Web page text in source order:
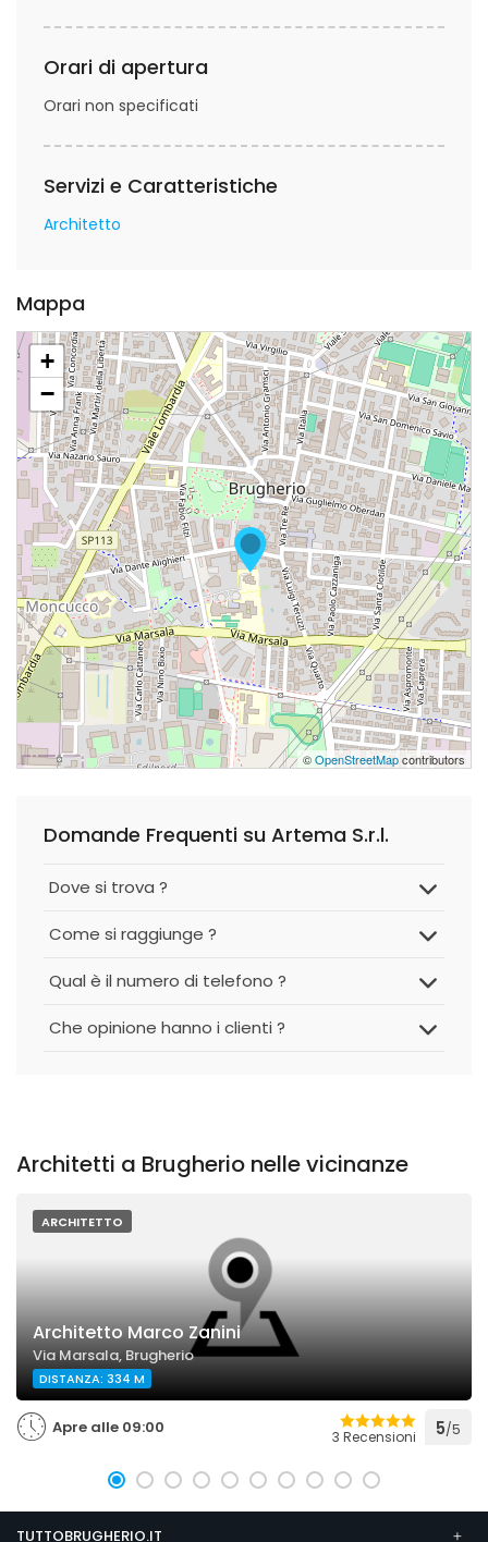
Orari di apertura
Orari non specificati
Servizi e Caratteristiche
Architetto
Mappa
+
−
©OpenStreetMapcontributors
Domande Frequenti su Artema S.r.l.
Dove si trova ?
Come si raggiunge ?
Qual è il numero di telefono ?
Che opinione hanno i clienti ?
Architetti a Brugherio nelle vicinanze
ARCHITETTO
Architetto Marco Zanini
Via Marsala, Brugherio
DISTANZA: 334 M
Apre alle 09:00 3 Recensioni 5/5
TUTTOBRUGHERIO.IT